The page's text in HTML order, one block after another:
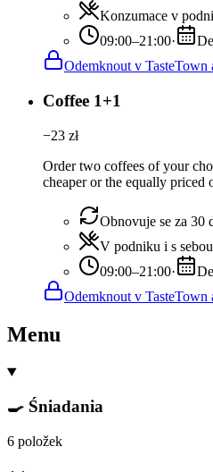
Konzumace v
09:00–21:00·
Odemknout v TasteTown
Coffee 1+1
−23 zł
Order two coffees of your
cheaper or the equally priced
Obnovuje se za 30
V podniku i s sebou
09:00–21:00·
Odemknout v TasteTown
Menu
🍳 Śniadania
6 položek